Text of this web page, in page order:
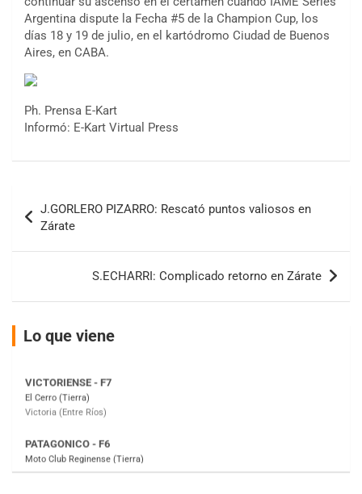
Argentina dispute la Fecha #5 de la Champion Cup, los
días 18 y 19 de julio, en el kartódromo Ciudad de Buenos
Aires, en CABA.
Ph. Prensa E-Kart
Informó: E-Kart Virtual Press
de
entradas
J.GORLERO PIZARRO: Rescató puntos valiosos en
Zárate
S.ECHARRI: Complicado retorno en Zárate
Lo que viene
COBERTURA ESPECIAL DE E-KART.COM.AR
KDO - F6
Victoria (Entre Ríos)
PATAGONICO - F6
Gral. E. Godoy (Río Negro)
CSK - F7